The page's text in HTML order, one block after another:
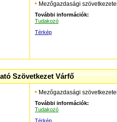
Mezőgazdasági
További információk:
Tudakozó
Térkép
Szövetkezet Várfő
Mezőgazdasági
További információk:
Tudakozó
Térkép